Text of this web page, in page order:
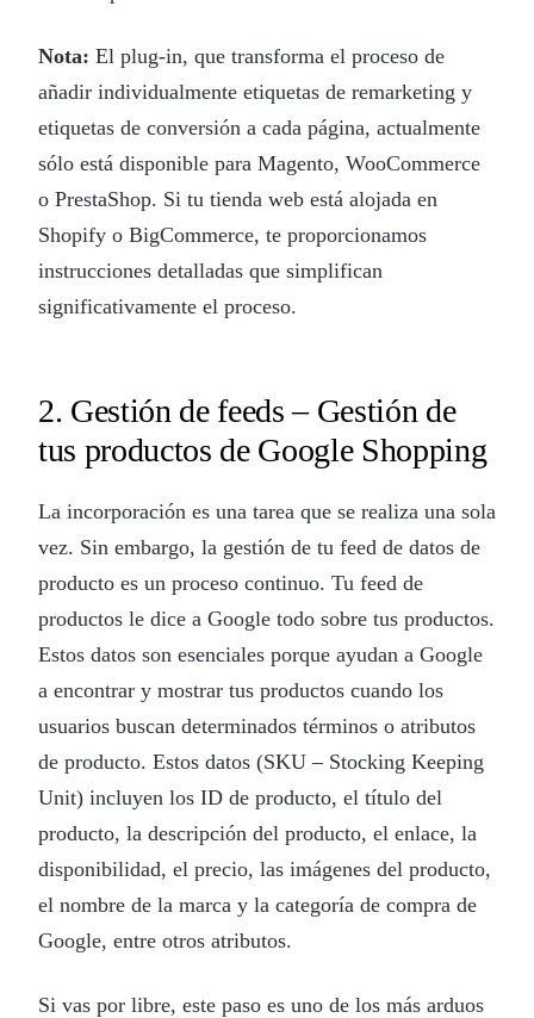
Nota: El plug-in, que transforma el proceso de
añadir individualmente etiquetas de remarketing y
etiquetas de conversión a cada página, actualmente
sólo está disponible para Magento, WooCommerce
o PrestaShop. Si tu tienda web está alojada en
Shopify o BigCommerce, te proporcionamos
instrucciones detalladas que simplifican
significativamente el proceso.
2. Gestión de feeds – Gestión de
tus productos de Google Shopping
La incorporación es una tarea que se realiza una sola
vez. Sin embargo, la gestión de tu feed de datos de
producto es un proceso continuo. Tu feed de
productos le dice a Google todo sobre tus productos.
Estos datos son esenciales porque ayudan a Google
a encontrar y mostrar tus productos cuando los
usuarios buscan determinados términos o atributos
de producto. Estos datos (SKU – Stocking Keeping
Unit) incluyen los ID de producto, el título del
producto, la descripción del producto, el enlace, la
disponibilidad, el precio, las imágenes del producto,
el nombre de la marca y la categoría de compra de
Google, entre otros atributos.
Si vas por libre, este paso es uno de los más arduos